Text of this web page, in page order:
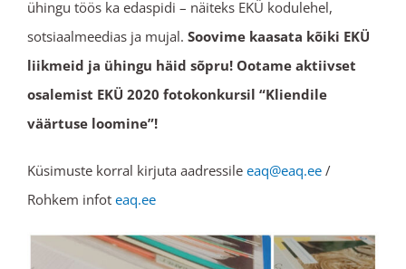
ühingu töös ka edaspidi – näiteks EKÜ kodulehel,
sotsiaalmeedias ja mujal. Soovime kaasata kõiki EKÜ
liikmeid ja ühingu häid sõpru! Ootame aktiivset
osalemist EKÜ 2020 fotokonkursil “Kliendile
väärtuse loomine”!
Küsimuste korral kirjuta aadressile eaq@eaq.ee /
Rohkem infot eaq.ee